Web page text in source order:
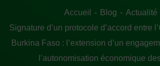
Accueil Blog
Actualité
Signature d’un protocole d’accord entre
Burkina Faso : l’extension d’un
l’autonomisation économique